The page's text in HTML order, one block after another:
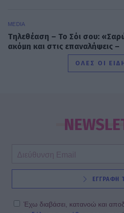
MEDIA
Τηλεθέαση – Το Σόι σου:
ακόμη και στις επαναλήψεις –
Αντίστροφη μέτρηση για τον
Οικονομάκου και ο Μπρούνο
Τσερέλα - To βίντεο με την
SHOWBIZ
Ιωάννα Μπούκη: Οι ανέμελες
looks & «χρέος» στις κόρες
ΟΛΕΣ ΟΙ
ΕΓΓΡΑΦΗ
Έχω διαβάσει, κατανοώ και